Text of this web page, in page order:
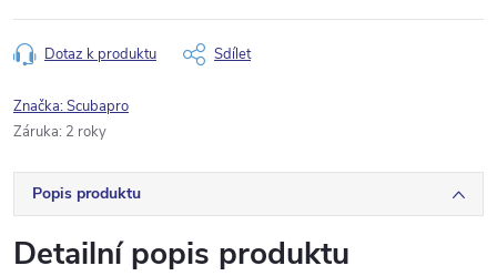
Dotaz k produktu Sdílet
Značka:Scubapro
Záruka: 2 roky
Popis produktu
Detailní popis produktu